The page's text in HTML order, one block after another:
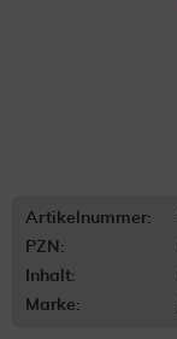
Artikelnummer:
PZN:
Inhalt:
Marke: